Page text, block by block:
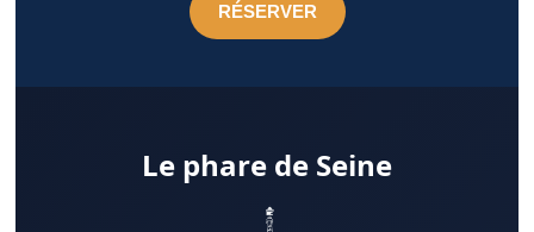
RÉSERVER
Le phare de Seine